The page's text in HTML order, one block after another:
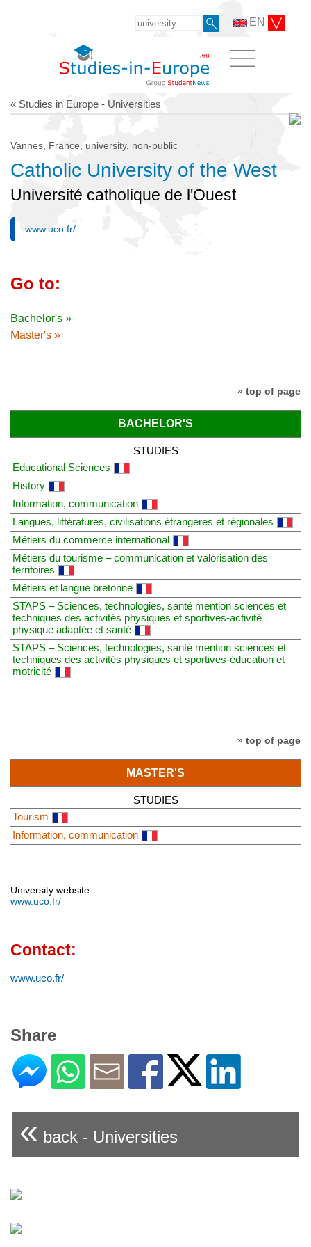
EN
« Studies in Europe - Universities
Vannes, France, university, non-public
Catholic University of the West
Université catholique de l'Ouest
www.uco.fr/
Go to:
Bachelor's »
Master's »
» top of page
BACHELOR'S
STUDIES
Educational Sciences
History
Information, communication
Langues, littératures, civilisations étrangères et régionales
Métiers du commerce international
Métiers du tourisme – communication et valorisation des
territoires
Métiers et langue bretonne
STAPS – Sciences, technologies, santé mention sciences et
techniques des activités physiques et sportives-activité
physique adaptée et santé
STAPS – Sciences, technologies, santé mention sciences et
techniques des activités physiques et sportives-éducation et
motricité
» top of page
MASTER'S
STUDIES
Tourism
Information, communication
University website:
www.uco.fr/
Contact:
www.uco.fr/
Share
« back - Universities